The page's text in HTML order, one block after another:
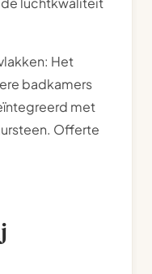
Het
badkamers
met
Offerte